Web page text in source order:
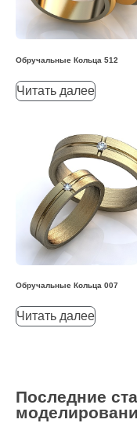
Обручальные Кольца 512
Читать далее
Обручальные Кольца 007
Читать далее
Последние